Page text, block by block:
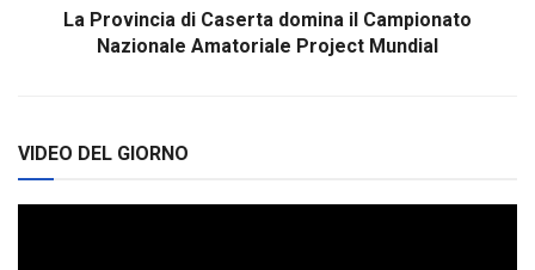
La Provincia di Caserta domina il Campionato
Nazionale Amatoriale Project Mundial
VIDEO DEL GIORNO